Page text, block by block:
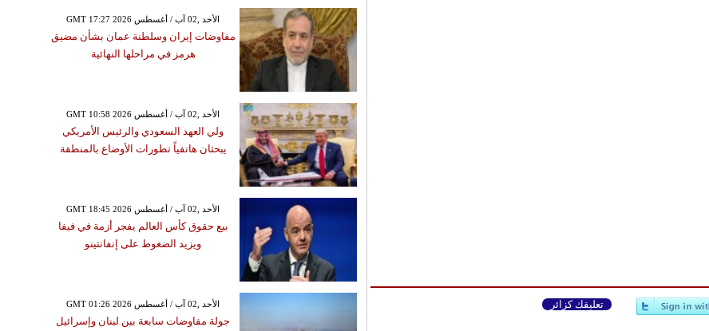
تعليقك كزائر
GMT 17:27 2026 الأحد ,02 آب / أغسطس
مفاوضات إيران وسلطنة عمان بشأن مضيق
هرمز في مراحلها النهائية
GMT 10:58 2026 الأحد ,02 آب / أغسطس
ولي العهد السعودي والرئيس الأمريكي
يبحثان هاتفياً تطورات الأوضاع بالمنطقة
GMT 18:45 2026 الأحد ,02 آب / أغسطس
بيع حقوق كأس العالم يفجر أزمة في فيفا
ويزيد الضغوط على إنفانتينو
GMT 01:26 2026 الأحد ,02 آب / أغسطس
جولة مفاوضات سابعة بين لبنان وإسرائيل